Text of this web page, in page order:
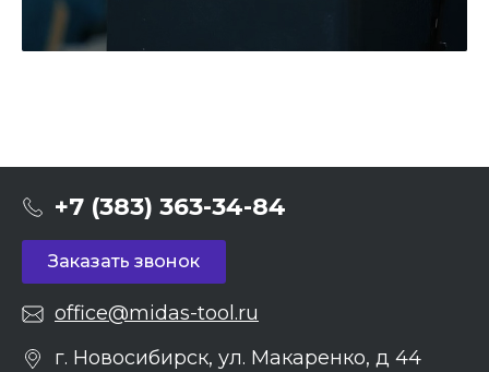
+7 (383) 363-34-84
Заказать звонок
office@midas-tool.ru
г. Новосибирск, ул. Макаренко, д 44